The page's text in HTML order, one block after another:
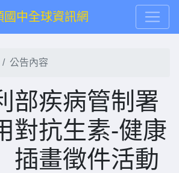
國中全球資訊網
公告內容
部疾病管制署
對抗生素-健康
插畫徵件活動